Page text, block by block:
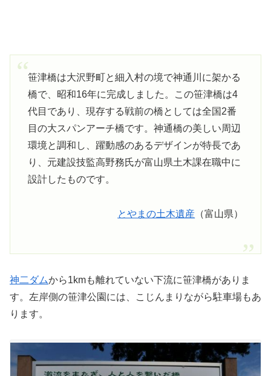
笹津橋は大沢野町と細入村の境で神通川に架かる
橋で、昭和16年に完成しました。この笹津橋は4
代目であり、現存する戦前の橋としては全国2番
目の大スパンアーチ橋です。神通橋の美しい周辺
環境と調和し、躍動感のあるデザインが特長であ
り、元建設技監高野務氏が富山県土木課在職中に
設計したものです。
とやまの土木遺産 （富山県）
神二ダムから1kmも離れていない下流に笹津橋がありま
す。左岸側の笹津公園には、こじんまりながら駐車場もあ
ります。